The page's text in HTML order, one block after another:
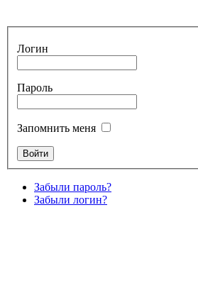
Логин
Пароль
Запомнить меня
Забыли пароль?
Забыли логин?